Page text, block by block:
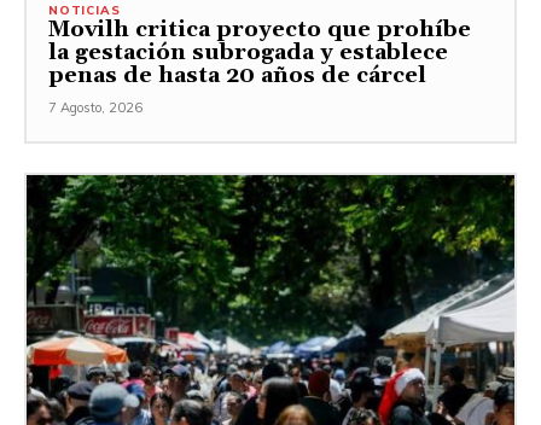
NOTICIAS
Movilh critica proyecto que prohíbe
la gestación subrogada y establece
penas de hasta 20 años de cárcel
7 Agosto, 2026